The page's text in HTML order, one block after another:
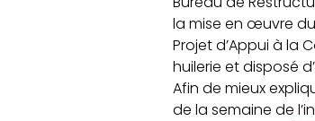
la mise en œuvre
Projet d’Appui à la
huilerie et disposé
Afin de mieux
de la semaine de